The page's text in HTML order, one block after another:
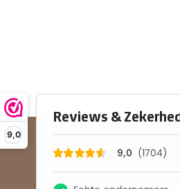
9,0
BETAALMETHODES